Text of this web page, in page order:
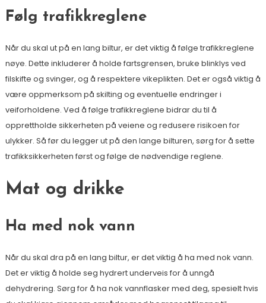
Følg trafikkreglene
Når du skal ut på en lang biltur, er det viktig å følge trafikkreglene
nøye. Dette inkluderer å holde fartsgrensen, bruke blinklys ved
filskifte og svinger, og å respektere vikeplikten. Det er også viktig å
være oppmerksom på skilting og eventuelle endringer i
veiforholdene. Ved å følge trafikkreglene bidrar du til å
opprettholde sikkerheten på veiene og redusere risikoen for
ulykker. Så før du legger ut på den lange bilturen, sørg for å sette
trafikksikkerheten først og følge de nødvendige reglene.
Mat og drikke
Ha med nok vann
Når du skal dra på en lang biltur, er det viktig å ha med nok vann.
Det er viktig å holde seg hydrert underveis for å unngå
dehydrering. Sørg for å ha nok vannflasker med deg, spesielt hvis